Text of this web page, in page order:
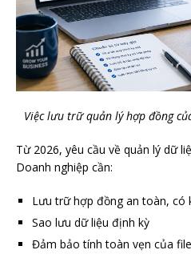
Việc lưu trữ quản lý hợp đồng
Từ 2026, yêu cầu về quản lý dữ
Doanh nghiệp cần:
Lưu trữ hợp đồng an toàn, có
Sao lưu dữ liệu định kỳ
Đảm bảo tính toàn vẹn của